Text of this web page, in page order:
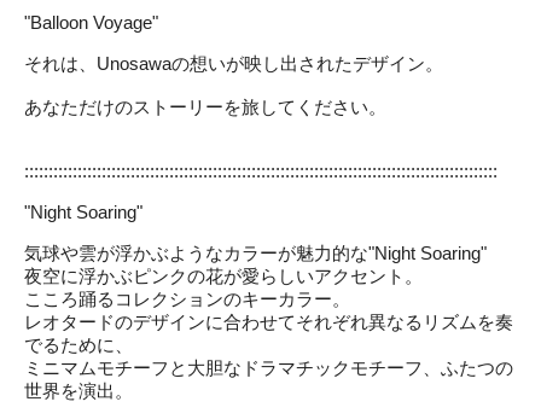
"Balloon Voyage"
それは、Unosawaの想いが映し出されたデザイン。
あなただけのストーリーを旅してください。
::::::::::::::::::::::::::::::::::::::::::::::::::::::::::::::::::::::::::::::::::::::::::::::::::
"Night Soaring"
気球や雲が浮かぶようなカラーが魅力的な"Night Soaring"
夜空に浮かぶピンクの花が愛らしいアクセント。
こころ踊るコレクションのキーカラー。
レオタードのデザインに合わせてそれぞれ異なるリズムを奏
でるために、
ミニマムモチーフと大胆なドラマチックモチーフ、ふたつの
世界を演出。